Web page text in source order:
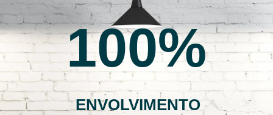
100
ENVOLVIMENTO